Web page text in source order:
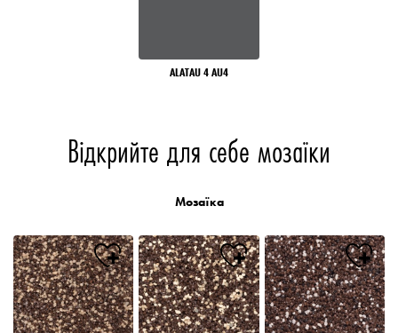
ALATAU 4 AU4
Відкрийте для себе мозаїки
Мозаїка